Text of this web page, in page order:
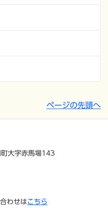
ページの先頭へ
大字赤馬場143
わせは こちら